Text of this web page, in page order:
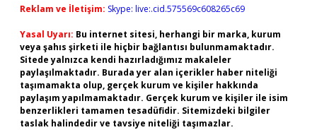
Reklam ve İletişim: Skype: live:.cid.575569c608265c69
Yasal Uyarı: Bu internet sitesi, herhangi bir marka, kurum
veya şahıs şirketi ile hiçbir bağlantısı bulunmamaktadır.
Sitede yalnızca kendi hazırladığımız makaleler
paylaşılmaktadır. Burada yer alan içerikler haber niteliği
taşımamakta olup, gerçek kurum ve kişiler hakkında
paylaşım yapılmamaktadır. Gerçek kurum ve kişiler ile isim
benzerlikleri tamamen tesadüfidir. Sitemizdeki bilgiler
taslak halindedir ve tavsiye niteliği taşımazlar.